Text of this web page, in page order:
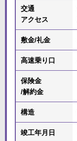
交通
アクセス
敷金/礼金
高速乗り口
保険金
/解約金
構造
竣工年月日